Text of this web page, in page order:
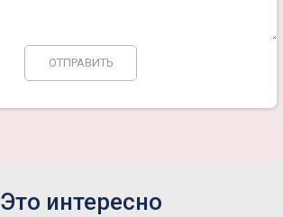
Это интересно